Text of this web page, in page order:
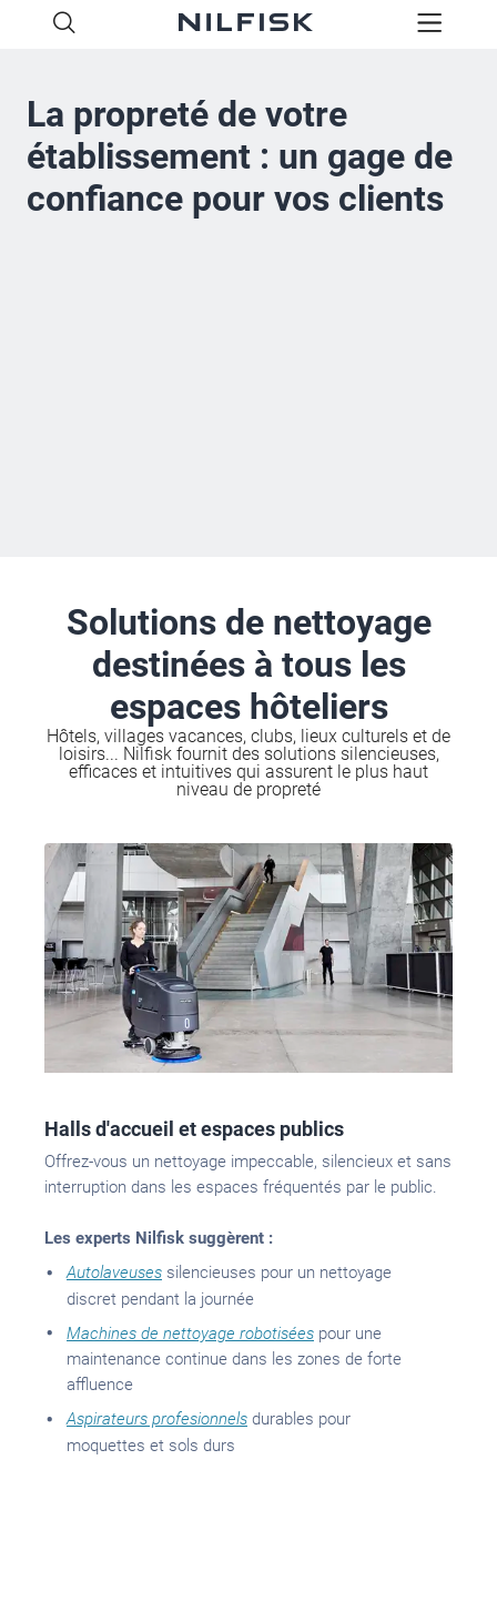
La propreté de votre
établissement : un gage de
confiance pour vos clients
Solutions de nettoyage
destinées à tous les
espaces hôteliers
Hôtels, villages vacances, clubs, lieux culturels et de
loisirs... Nilfisk fournit des solutions silencieuses,
efficaces et intuitives qui assurent le plus haut
niveau de propreté
Halls d'accueil et espaces publics
Offrez-vous un nettoyage impeccable, silencieux et sans
interruption dans les espaces fréquentés par le public.
Les experts Nilfisk suggèrent :
Autolaveuses silencieuses pour un nettoyage
discret pendant la journée
Machines de nettoyage robotisées pour une
maintenance continue dans les zones de forte
affluence
Aspirateurs profesionnels durables pour
moquettes et sols durs